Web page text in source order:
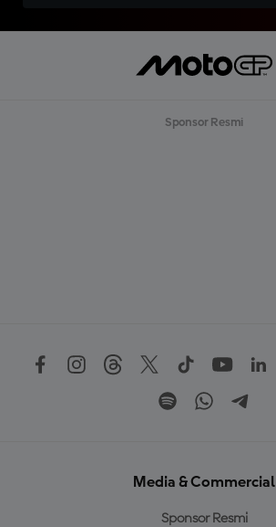
Sponsor Resmi
Media & Commercial
Sponsor Resmi